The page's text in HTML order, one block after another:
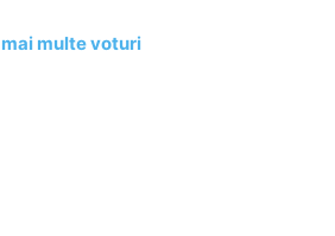
multe voturi